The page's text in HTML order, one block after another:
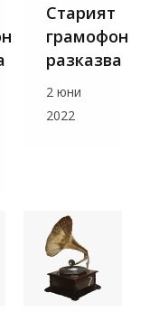
Старият
грамофон
разказва
2 юни
2022